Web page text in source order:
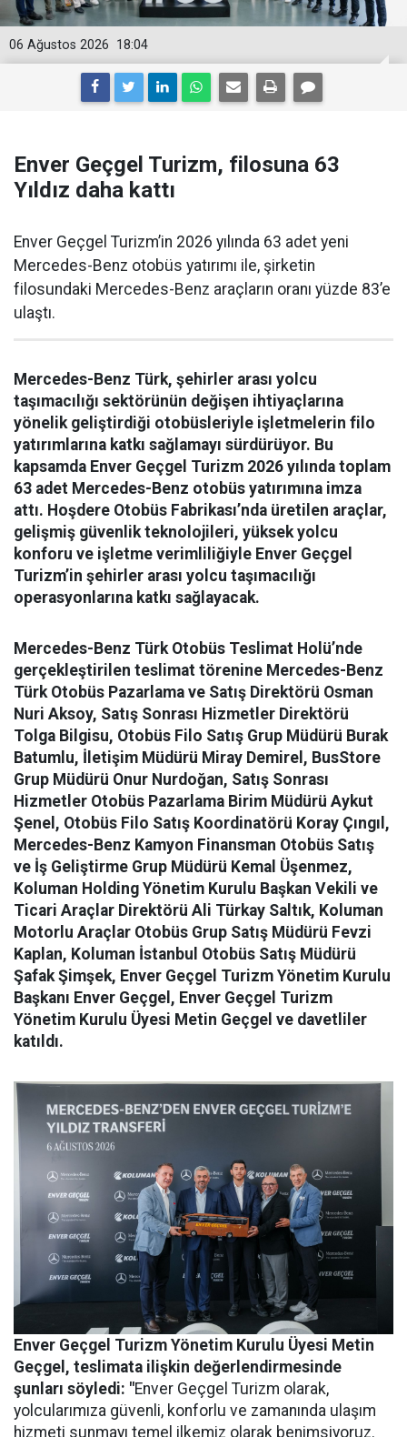
18:04
06 Ağustos 2026
Enver Geçgel Turizm, filosuna 63
Yıldız daha kattı
Enver Geçgel Turizm’in 2026 yılında 63 adet yeni
Mercedes-Benz otobüs yatırımı ile, şirketin
filosundaki Mercedes-Benz araçların oranı yüzde 83’e
ulaştı.
Mercedes-Benz Türk, şehirler arası yolcu
taşımacılığı sektörünün değişen ihtiyaçlarına
yönelik geliştirdiği otobüsleriyle işletmelerin filo
yatırımlarına katkı sağlamayı sürdürüyor. Bu
kapsamda Enver Geçgel Turizm 2026 yılında toplam
63 adet Mercedes-Benz otobüs yatırımına imza
attı. Hoşdere Otobüs Fabrikası’nda üretilen araçlar,
gelişmiş güvenlik teknolojileri, yüksek yolcu
konforu ve işletme verimliliğiyle Enver Geçgel
Turizm’in şehirler arası yolcu taşımacılığı
operasyonlarına katkı sağlayacak.
Mercedes-Benz Türk Otobüs Teslimat Holü’nde
gerçekleştirilen teslimat törenine Mercedes-Benz
Türk Otobüs Pazarlama ve Satış Direktörü Osman
Nuri Aksoy, Satış Sonrası Hizmetler Direktörü
Tolga Bilgisu, Otobüs Filo Satış Grup Müdürü Burak
Batumlu, İletişim Müdürü Miray Demirel, BusStore
Grup Müdürü Onur Nurdoğan, Satış Sonrası
Hizmetler Otobüs Pazarlama Birim Müdürü Aykut
Şenel, Otobüs Filo Satış Koordinatörü Koray Çıngıl,
Mercedes-Benz Kamyon Finansman Otobüs Satış
ve İş Geliştirme Grup Müdürü Kemal Üşenmez,
Koluman Holding Yönetim Kurulu Başkan Vekili ve
Ticari Araçlar Direktörü Ali Türkay Saltık, Koluman
Motorlu Araçlar Otobüs Grup Satış Müdürü Fevzi
Kaplan, Koluman İstanbul Otobüs Satış Müdürü
Şafak Şimşek, Enver Geçgel Turizm Yönetim Kurulu
Başkanı Enver Geçgel, Enver Geçgel Turizm
Yönetim Kurulu Üyesi Metin Geçgel ve davetliler
katıldı.
Enver Geçgel Turizm Yönetim Kurulu Üyesi Metin
Geçgel , teslimata ilişkin değerlendirmesinde
şunları söyledi: "Enver Geçgel Turizm olarak,
yolcularımıza güvenli, konforlu ve zamanında ulaşım
hizmeti sunmayı temel ilkemiz olarak benimsiyoruz.